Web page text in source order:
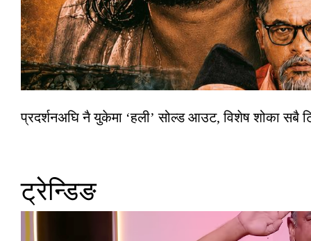
प्रदर्शनअघि नै युकेमा ‘हली’ सोल्ड आउट, विशेष शोका सबै
ट्रेन्डिङ